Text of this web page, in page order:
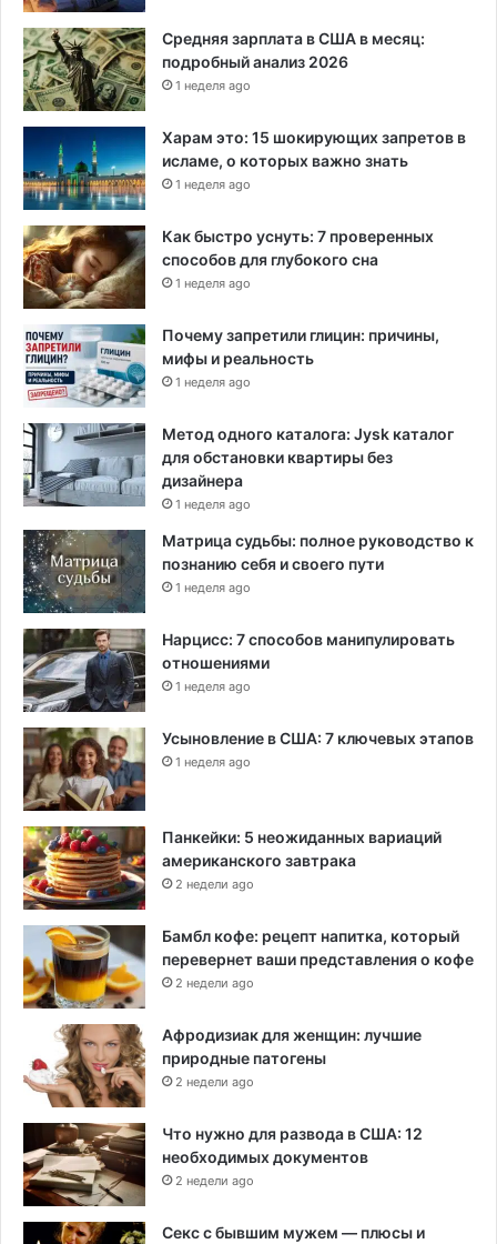
Средняя зарплата в США в месяц:
подробный анализ 2026
1 неделя ago
Харам это: 15 шокирующих запретов в
исламе, о которых важно знать
1 неделя ago
Как быстро уснуть: 7 проверенных
способов для глубокого сна
1 неделя ago
Почему запретили глицин: причины,
мифы и реальность
1 неделя ago
Метод одного каталога: Jysk каталог
для обстановки квартиры без
дизайнера
1 неделя ago
Матрица судьбы: полное руководство к
познанию себя и своего пути
1 неделя ago
Нарцисс: 7 способов манипулировать
отношениями
1 неделя ago
Усыновление в США: 7 ключевых этапов
1 неделя ago
Панкейки: 5 неожиданных вариаций
американского завтрака
2 недели ago
Бамбл кофе: рецепт напитка, который
перевернет ваши представления о кофе
2 недели ago
Афродизиак для женщин: лучшие
природные патогены
2 недели ago
Что нужно для развода в США: 12
необходимых документов
2 недели ago
Секс с бывшим мужем — плюсы и